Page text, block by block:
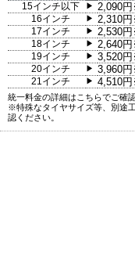
15インチ以下
▶ 2,090
16インチ ▶ 2,310
17インチ ▶ 2,530
18インチ ▶ 2,640
19インチ ▶ 3,520
20インチ ▶ 3,960
21インチ ▶ 4,510
統一料金の詳細はこちらでご確
※特殊なタイヤサイズ等、別途
認ください。